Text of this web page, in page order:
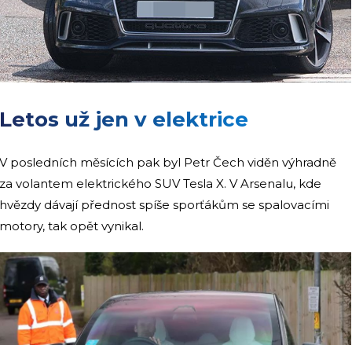
už jen v elektrice
posledních měsících pak byl Petr Čech viděn výhradně
volantem elektrického SUV Tesla X. V Arsenalu, kde
dávají přednost spíše sporťákům se spalovacími
tak opět vynikal.